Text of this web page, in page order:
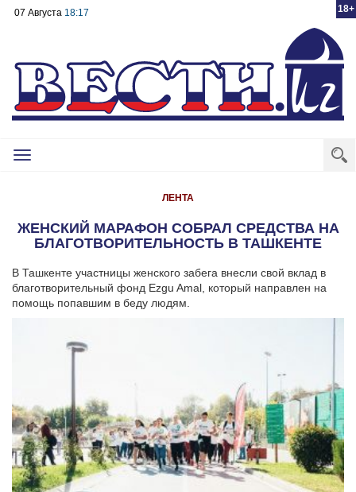
18+
07 Августа 18:17
Toggle
ЛЕНТА
ЖЕНСКИЙ МАРАФОН СОБРАЛ СРЕДСТВА НА
БЛАГОТВОРИТЕЛЬНОСТЬ В ТАШКЕНТЕ
В Ташкенте участницы женского забега внесли свой вклад в
благотворительный фонд Ezgu Amal, который направлен на
помощь попавшим в беду людям.